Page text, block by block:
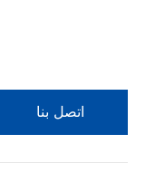
اتصل بنا